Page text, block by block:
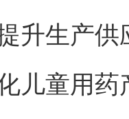
生产供
童用药